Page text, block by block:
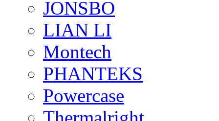
JONSBO
LIAN LI
Montech
PHANTEKS
Powercase